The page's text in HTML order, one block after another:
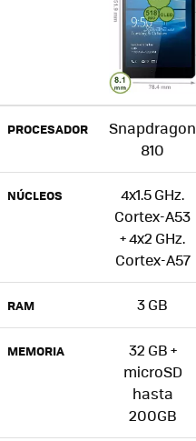
PROCESADOR
Snapdragon
810
NÚCLEOS
4x1.5 GHz.
Cortex-A53
+ 4x2 GHz.
Cortex-A57
RAM 3 GB
MEMORIA
32 GB +
microSD
hasta
200GB